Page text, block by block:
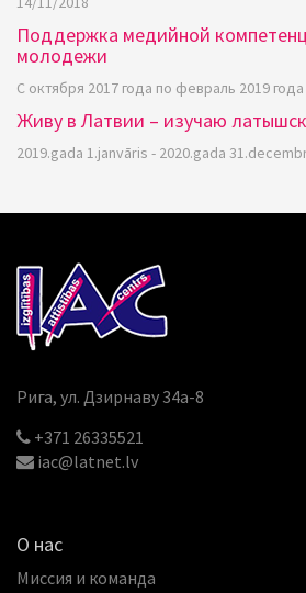
Поддержка медийной
молодежи
С октября 2017 года по февраль 2019 года
Живу в Латвии – изучаю
2019.gada 1.janvāris - 2020.gada
Рига, ул. Дзирнаву 34a-8
+371 26335521
iac@latnet.lv
О нас
Миссия и команда